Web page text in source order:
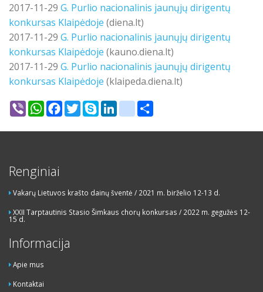
2017-11-29 G. Purlio nacionalinis jaunųjų dirigentų
konkursas Klaipėdoje (diena.lt)
2017-11-29 G. Purlio nacionalinis jaunųjų dirigentų
konkursas Klaipėdoje (kauno.diena.lt)
2017-11-29 G. Purlio nacionalinis jaunųjų dirigentų
konkursas Klaipėdoje (klaipeda.diena.lt)
Viber WhatsAppFacebook
TwitterSkypeLinkedIngoogle_bookmarks
Renginiai
Vakarų Lietuvos krašto dainų šventė / 2021 m. birželio 12-13 d.
XXII Tarptautinis Stasio Šimkaus chorų konkursas / 2022 m. gegužės 12-
15 d.
Informacija
Apie mus
Kontaktai